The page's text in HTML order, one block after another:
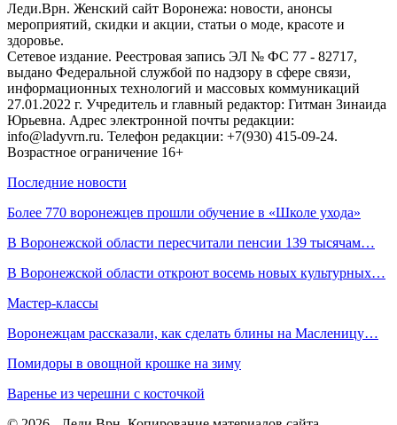
Леди.Врн. Женский сайт Воронежа: новости, анонсы
мероприятий, скидки и акции, статьи о моде, красоте и
здоровье.
Сетевое издание. Реестровая запись ЭЛ № ФС 77 - 82717,
выдано Федеральной службой по надзору в сфере связи,
информационных технологий и массовых коммуникаций
27.01.2022 г. Учредитель и главный редактор: Гитман Зинаида
Юрьевна. Адрес электронной почты редакции:
info@ladyvrn.ru. Телефон редакции: +7(930) 415-09-24.
Возрастное ограничение 16+
Последние новости
Более 770 воронежцев прошли обучение в «Школе ухода»
В Воронежской области пересчитали пенсии 139 тысячам…
В Воронежской области откроют восемь новых культурных…
Мастер-классы
Воронежцам рассказали, как сделать блины на Масленицу…
Помидоры в овощной крошке на зиму
Варенье из черешни с косточкой